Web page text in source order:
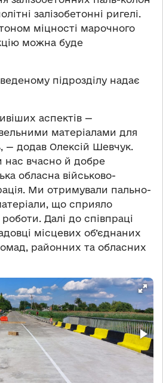
залізобетонні ригелі.
міцності марочного
можна буде
підрозділу надає
аспектів —
матеріалами для
— додав Олексій Шевчук.
нас вчасно й добре
обласна військово-
Ми отримували пально-
що сприяло
Далі до співпраці
місцевих об’єднаних
районних та обласних